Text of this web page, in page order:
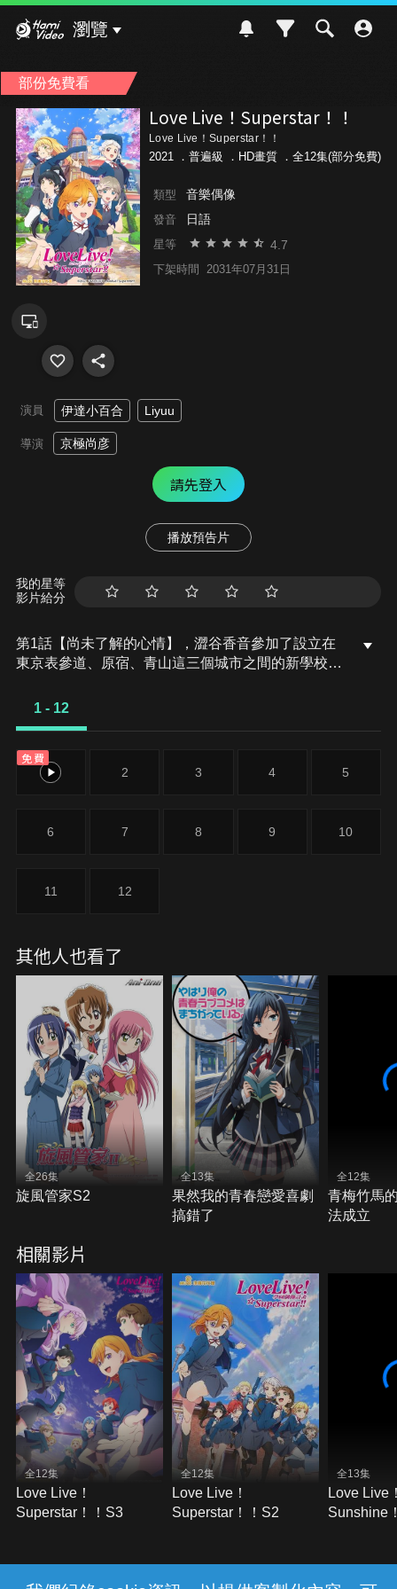
瀏覽
部份免費看
Love Live！Superstar！！
Love Live！Superstar！！
2021 ． 普遍級 ．HD畫質 ．全12集(部分免費)
類型 音樂偶像
發音 日語
星等 4.7
下架時間 2031年07月31日
演員 伊達小百合 Liyuu
導演 京極尚彦
請先登入
播放預告片
我的星等
影片給分
第1話【尚未了解的心情】，澀谷香音參加了設立在
東京表參道、原宿、青山這三個城市之間的新學校，
敗在歌唱考試這部分而沒能上榜，轉而就讀該校的普
請香音一同走上學園偶像之路。雖然香音拒絕了，但
在盛情難卻之下，還是決定幫可可募集成員。
1 - 12
免費
1 2 3 4 5
6 7 8 9 10
11 12
其他人也看了
全26集
旋風管家S2
全13集
果然我的青春戀愛喜劇
搞錯了
全12集
青梅竹馬
法成立
相關影片
全12集
Love Live！
Superstar！！S3
全12集
Love Live！
Superstar！！S2
全13集
Love Live
Sunshine